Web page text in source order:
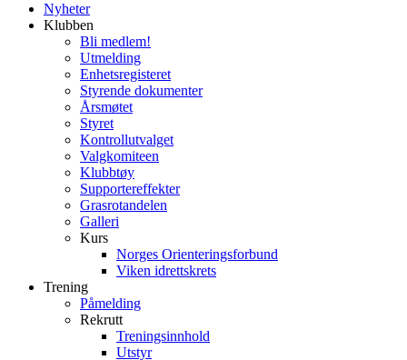
Nyheter
Klubben
Bli medlem!
Utmelding
Enhetsregisteret
Styrende dokumenter
Årsmøtet
Styret
Kontrollutvalget
Valgkomiteen
Klubbtøy
Supportereffekter
Grasrotandelen
Galleri
Kurs
Norges Orienteringsforbund
Viken idrettskrets
Trening
Påmelding
Rekrutt
Treningsinnhold
Utstyr